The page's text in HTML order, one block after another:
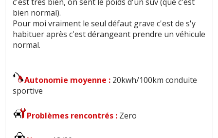
bien normal).
Pour moi vraiment le seul défaut grave c'est de s'y
habituer après c'est dérangeant prendre un véhicule
normal.
Autonomie moyenne : 20kwh/100km conduite
sportive
Problèmes rencontrés : Zero